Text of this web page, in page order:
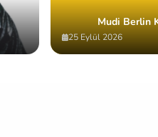
Mudi Berlin
25 Eylül 2026